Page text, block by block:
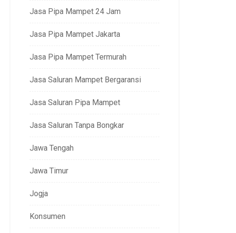
Jasa Pipa Mampet 24 Jam
Jasa Pipa Mampet Jakarta
Jasa Pipa Mampet Termurah
Jasa Saluran Mampet Bergaransi
Jasa Saluran Pipa Mampet
Jasa Saluran Tanpa Bongkar
Jawa Tengah
Jawa Timur
Jogja
Konsumen